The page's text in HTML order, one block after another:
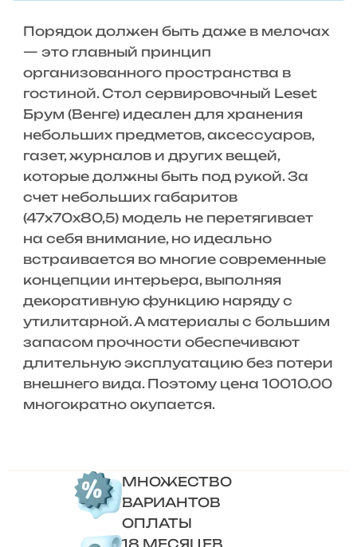
Порядок должен быть даже в мелочах
— это главный принцип
организованного пространства в
гостиной. Стол сервировочный Leset
Брум (Венге) идеален для хранения
небольших предметов, аксессуаров,
газет, журналов и других вещей,
которые должны быть под рукой. За
счет небольших габаритов
(47x70x80,5) модель не перетягивает
на себя внимание, но идеально
встраивается во многие современные
концепции интерьера, выполняя
декоративную функцию наряду с
утилитарной. А материалы с большим
запасом прочности обеспечивают
длительную эксплуатацию без потери
внешнего вида. Поэтому цена 10010.00
многократно окупается.
МНОЖЕСТВО
ВАРИАНТОВ
ОПЛАТЫ
18 МЕСЯЦЕВ